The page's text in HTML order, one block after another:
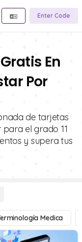
Enter Code
En
Por
de tarjetas
el grado 11
y supera tus
Medica